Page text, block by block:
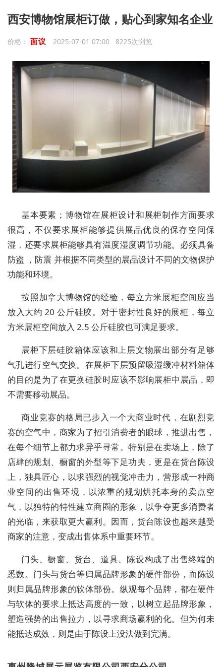
西安博物馆展柜订做，贴心到家知名企业
价格： 面议 2025-07-01 07:00 8225次浏览
基本要素；博物馆在展柜设计和展柜制作方面要求
很高，不仅要求展柜能够提供展品优良的保存空间保
湿，还要求展柜能够具有温度湿度调节功能。必须具备
防盗 ，防震 并根据不同类型的展品设计不同的文物保护
功能和环境。
按照加拿大博物馆的经验，每立方米展柜空间应当
放入大约 20 公斤硅胶。对于密封性良好的展柜，每立
方米展柜空间放入 2.5 公斤硅胶也可满足要求。
展柜下层硅胶箱体应该和上层文物展出部分有足够
气孔进行空气交换。在展柜下层预留吸湿缓冲材料箱体
的目的是为了在更换硅胶时应该不影响展柜中展品，即
不需要移动展品。
商业竞赛的格局已步入一个大商业时代，在剧烈竞
赛的空气中，商家为了招引消费者的眼球，推进出售，
在每个细节上都力求异乎寻常。特别是在卖场上，除了
店肆的规划、橱窗的外型等下足功夫，更是在货台陈设
上，独具匠心，以求强烈的视觉冲击力，营形成一种商
业空间的出售环境，以浓重的规划烘托本身的卖点空
气，以独特的特性建立商圈的形象，以争夺更多消费者
的光临，来获取更大赢利。因而，货台陈设也越来越受
商家的注意，变成出售体系中重要环节。
门头、橱窗、货台、道具、陈设构成了出售终端的
悉数。门头与货台等归属品牌形象的硬件部份，而陈设
则归属品牌形象的软体部份。纵观每个品牌，都在硬件
与软体的要求上抵达高度的一致，以树立起品牌形象，
塑造强势的出售拉力，以寻求商场赢利的化。但为何未
能抵达成效，则是由于陈设上没法做到完满。